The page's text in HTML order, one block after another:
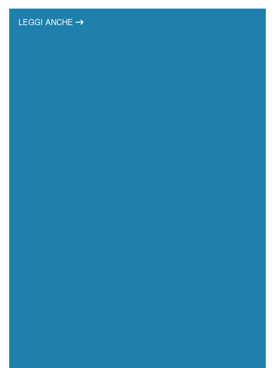
LEGGI ANCHE